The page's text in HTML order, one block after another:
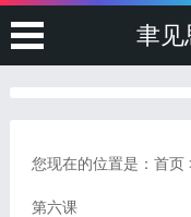
聿见
您现在的位置是： 首页
第六课